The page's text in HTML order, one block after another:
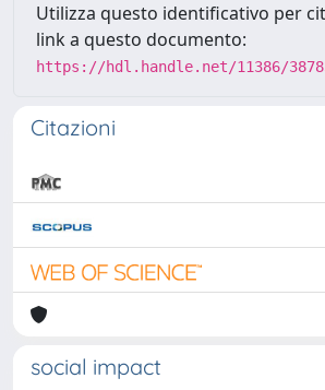
Utilizza questo identificativo per
link a questo documento:
https://hdl.handle.net/11386/
Citazioni
social impact